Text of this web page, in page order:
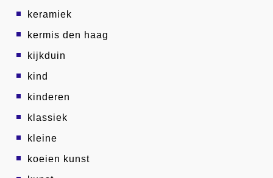
keramiek
kermis den haag
kijkduin
kind
kinderen
klassiek
kleine
koeien kunst